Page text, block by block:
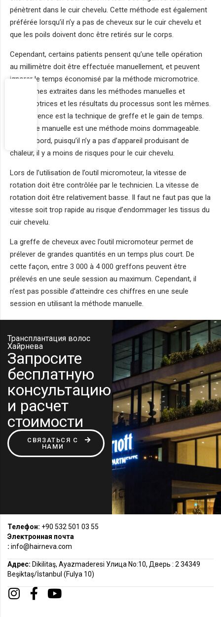
pénètrent dans le cuir chevelu. Cette méthode est également
préférée lorsqu’il n’y a pas de cheveux sur le cuir chevelu et
que les poils doivent donc être retirés sur le corps.
Cependant, certains patients pensent qu’une telle opération
au millimètre doit être effectuée manuellement, et peuvent
ignorer le temps économisé par la méthode micromotrice.
Les racines extraites dans les méthodes manuelles et
micromotrices et les résultats du processus sont les mêmes.
La différence est la technique de greffe et le gain de temps.
La greffe manuelle est une méthode moins dommageable.
Tout d’abord, puisqu’il n’y a pas d’appareil produisant de
chaleur, il y a moins de risques pour le cuir chevelu.
Lors de l’utilisation de l’outil micromoteur, la vitesse de
rotation doit être contrôlée par le technicien. La vitesse de
rotation doit être relativement basse. Il faut ne faut pas que la
vitesse soit trop rapide au risque d’endommager les tissus du
cuir chevelu.
La greffe de cheveux avec l’outil micromoteur permet de
prélever de grandes quantités en un temps plus court. De
cette façon, entre 3 000 à 4 000 greffons peuvent être
prélevés en une seule session au maximum. Cependant, il
n’est pas possible d’atteindre ces chiffres en une seule
session en utilisant la méthode manuelle.
Трансплантация волос
Хайрнева
Запросите
бесплатную
консультацию
и расчет
стоимости
СВЯЗАТЬСЯ С
НАМИ
Телефон: +90 532 501 03 55
Электронная почта
: info@hairneva.com
Адрес: Dikilitaş, Ayazmaderesi Улица No:10, Дверь : 2 34349
Beşiktaş/İstanbul (Fulya 10)